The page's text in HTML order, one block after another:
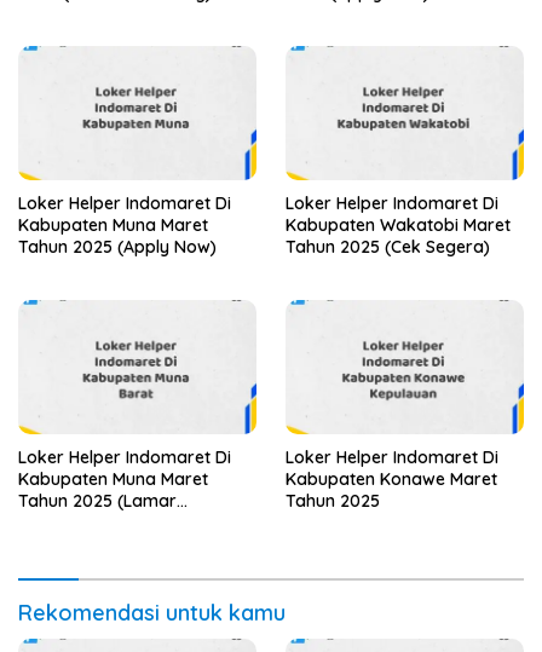
Loker Helper Indomaret Di
Kabupaten Muna Maret
Tahun 2025 (Apply Now)
Loker Helper Indomaret Di
Kabupaten Wakatobi Maret
Tahun 2025 (Cek Segera)
Loker Helper Indomaret Di
Kabupaten Muna Maret
Tahun 2025 (Lamar
Loker Helper Indomaret Di
Kabupaten Konawe Maret
Tahun 2025
Rekomendasi untuk kamu